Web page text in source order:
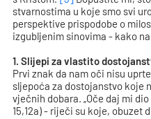
stvarnostima u koje smo svi
perspektive prispodobe o
izgubljenim sinovima - kako
1. Slijepi za vlastito
Prvi znak da nam oči nisu
sljepoća za dostojanstvo koje
vječnih dobara. „Oče daj mi
15,12a)- riječi su koje, obuzet